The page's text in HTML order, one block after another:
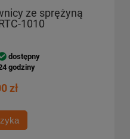
ze sprężyną
1010
dostępny
godziny
zł